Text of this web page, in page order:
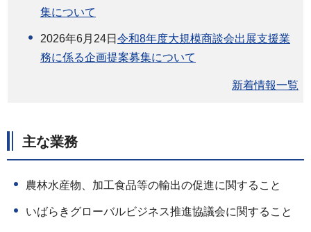
集について
2026年6月24日 令和8年度大規模商談会出展支援業
務に係る企画提案募集について
新着情報一覧
主な業務
農林水産物、加工食品等の輸出の促進に関すること
いばらきグローバルビジネス推進協議会に関すること